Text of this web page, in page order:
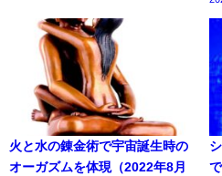
火と水の錬金術で宇宙誕生時の
オーガズムを体現（2022年8月